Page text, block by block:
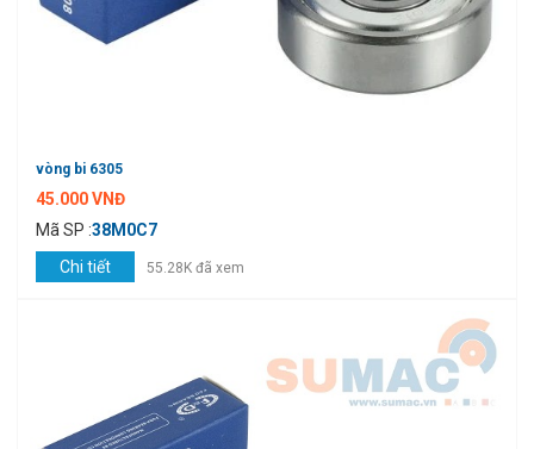
vòng bi 6305
45.000 VNĐ
Mã SP :38M0C7
Chi tiết
55.28K đã xem